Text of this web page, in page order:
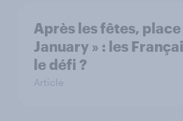
Après les fêtes, place
January » : les
le défi ?
Article